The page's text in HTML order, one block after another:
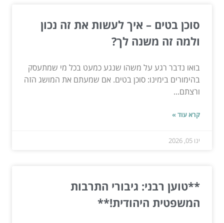
סוכן בטים – איך לעשות את זה נכון
ולמה זה משנה לך?
בואו נדבר רגע על משהו שנגע כמעט בכל מי שמתעסק
בהימורים בימינו: סוכן בטים. אם שמעתם את המושג הזה
ורצתם...
קרא עוד »
ינו 05, 2026
**טוען רבני: גיבורי התרבות
המשפטית היהודית!**